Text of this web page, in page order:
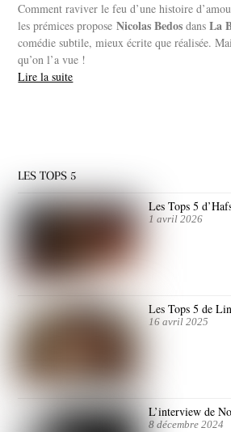
Comment raviver le feu d’une histoire
les prémices proposeNicolas Bedos dansLa
comédie subtile, mieux écrite que réalisée.
qu’on l’a vue !
Lire la suite
LES TOPS 5
Les Tops 5
1 avril 2026
Les Tops 5 de
16 avril 2025
L’interview de
8 décembre 2024